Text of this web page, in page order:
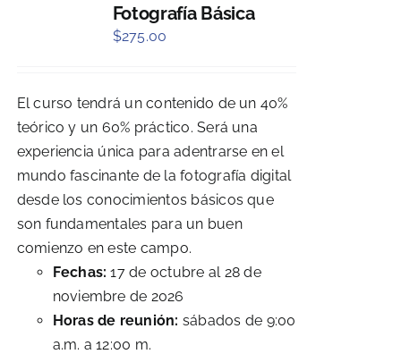
Fotografía Básica
$275.00
El curso tendrá un contenido de un 40%
teórico y un 60% práctico. Será una
experiencia única para adentrarse en el
mundo fascinante de la fotografía digital
desde los conocimientos básicos que
son fundamentales para un buen
comienzo en este campo.
Fechas: 17 de octubre al 28 de
noviembre de 2026
Horas de reunión: sábados de 9:00
a.m. a 12:00 m.